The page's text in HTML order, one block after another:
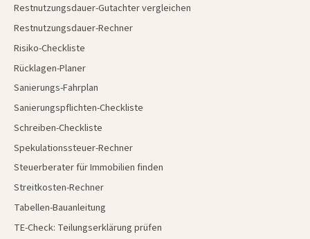
Restnutzungsdauer-Gutachter vergleichen
Restnutzungsdauer-Rechner
Risiko-Checkliste
Rücklagen-Planer
Sanierungs-Fahrplan
Sanierungspflichten-Checkliste
Schreiben-Checkliste
Spekulationssteuer-Rechner
Steuerberater für Immobilien finden
Streitkosten-Rechner
Tabellen-Bauanleitung
TE-Check: Teilungserklärung prüfen